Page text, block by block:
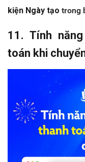
kiện Ngày tạo trong
11. Tính
toán khi